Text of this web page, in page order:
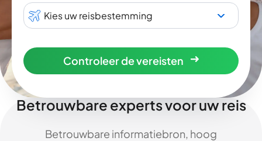
Kies uw reisbestemming
Controleer de vereisten
Betrouwbare experts voor uw reis
Betrouwbare informatiebron, hoog